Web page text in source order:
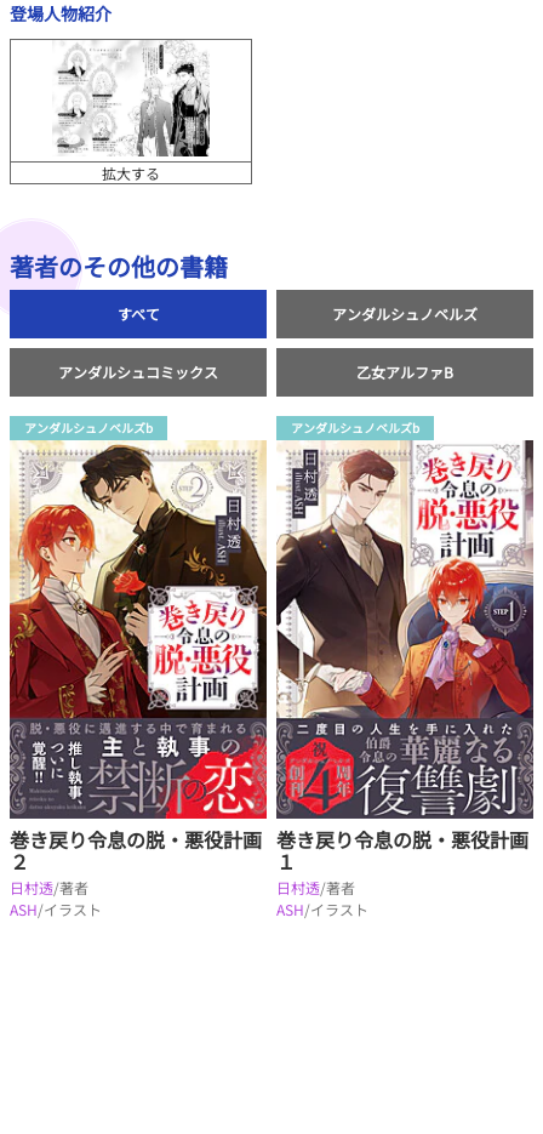
登場人物紹介
拡大する
著者のその他の書籍
すべて アンダルシュノベルズ
アンダルシュコミックス 乙女アルファB
アンダルシュノベルズb
巻き戻り令息の脱・悪役計画
２
日村透/著者
ASH/イラスト
アンダルシュノベルズb
巻き戻り令息の脱・悪役計画
１
日村透/著者
ASH/イラスト